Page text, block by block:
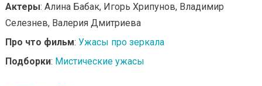
Актеры: Алина Бабак, Игорь Хрипунов, Владимир
Селезнев, Валерия Дмитриева
Про что фильм: Ужасы про зеркала
Подборки: Мистические ужасы